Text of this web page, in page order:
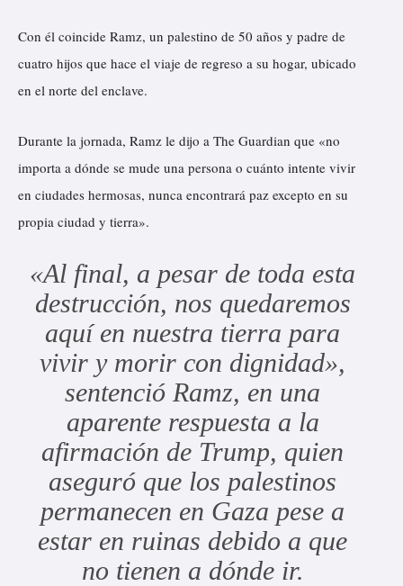
Con él coincide Ramz, un palestino de 50 años y padre de
cuatro hijos que hace el viaje de regreso a su hogar, ubicado
en el norte del enclave.
Durante la jornada, Ramz le dijo a The Guardian que «no
importa a dónde se mude una persona o cuánto intente vivir
en ciudades hermosas, nunca encontrará paz excepto en su
propia ciudad y tierra».
«Al final, a pesar de toda esta
destrucción, nos quedaremos
aquí en nuestra tierra para
vivir y morir con dignidad»,
sentenció Ramz, en una
aparente respuesta a la
afirmación de Trump, quien
aseguró que los palestinos
permanecen en Gaza pese a
estar en ruinas debido a que
no tienen a dónde ir.